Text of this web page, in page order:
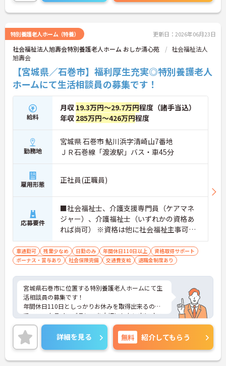
特別養護老人ホーム（特養） 更新日：2026年06月23日
社会福祉法人旭壽会特別養護老人ホーム おしか清心苑
社会福祉法人
旭壽会
【宮城県／石巻市】福利厚生充実◎特別養護老人
ホームにて生活相談員の募集です！
給料
月収 19.3万円～29.7万円程度（諸手当込）
年収 285万円～426万円程度
勤務地
宮城県 石巻市 鮎川浜字清崎山7番地
ＪＲ石巻線「渡波駅」バス・車45分
雇用形態 正社員(正職員)
応募要件
■社会福祉士、介護支援専門員（ケアマネ
ジャー）、介護福祉士（いずれかの資格あ
れば尚可） ※資格は他に社会福祉主事可、
介護福祉士は経験10年以上の方 ■普通自動
車運転免許（必須）（ＡＴ限定可） ■相談
援助の実務経験（あれば尚可） ■PCスキ
の文書作成 ※月に3回程度の宿直業務が出来
る方
車通勤可 残業少なめ 日勤のみ 年間休日110日以上
資格取得サポート
ボーナス・賞与あり
社会保険完備 交通費支給 退職金制度あり
宮城県石巻市に位置する特別養護老人ホームにて生
活相談員の募集です！
年間休日110日としっかりお休みを取得出来るの
で、ワークライフバランスを大切にしたい方にオス
スメです◎
育児休業や資格取得支援制度など、その他福利厚生
も整っておりますので安心して就業していただけま
す★
ご興味のある方は、マイナビ介護職までお問い合わ
詳細を見る 無料 紹介してもらう